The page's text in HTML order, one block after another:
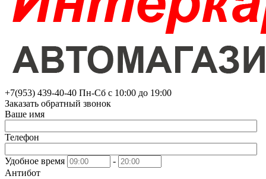
+7(953) 439-40-40 Пн-Сб с 10:00 до 19:00
Заказать обратный звонок
Ваше имя
Телефон
Удобное время
-
Антибот